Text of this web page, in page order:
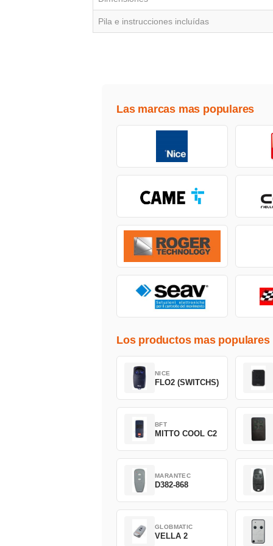
Pila e instrucciones incluídas
Las marcas mas populares
Los productos mas populares
NICE
FLO2 (SWITCHS)
BFT
MITTO COOL C2
MARANTEC
D382-868
GLOBMATIC
VELLA 2